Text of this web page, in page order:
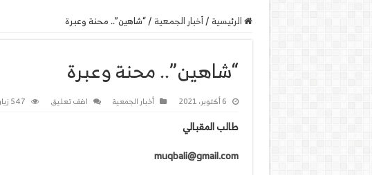
الرئيسية /أخبار الجمعية /“شاهين”.. محنة وعبرة
“شاهين”.. محنة وعبرة
6 أكتوبر، 2021 أخبار الجمعية اضف تعليق 547 زيارة
طالب المقبالي
muqbali@gmail.com